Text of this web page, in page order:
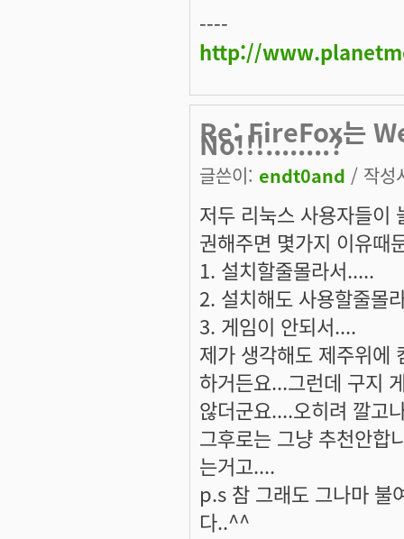
----
http://
Re: FireFox는
No!!!........?
글쓴이: endt0and / 작성
저두 리눅스 사용자들이
권해주면 몇가지 이유때
1. 설치할줄몰라서.....
2. 설치해도 사용할줄몰
3. 게임이 안되서....
제가 생각해도 제주위에
하거든요...그런데 구지
않더군요....오히려 깔고
그후로는 그냥 추천안합
는거고....
p.s 참 그래도 그나마 불
다..^^